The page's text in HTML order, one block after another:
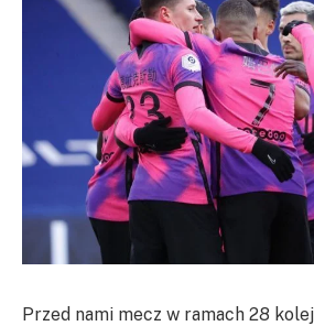
Przed nami mecz w ramach 28